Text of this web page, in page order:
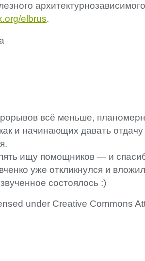
elbrus.
всё меньше,
и начинающих давать отдачу
ищу помощников — и
уже откликнулся и
состоялось :)
under Creative Commons